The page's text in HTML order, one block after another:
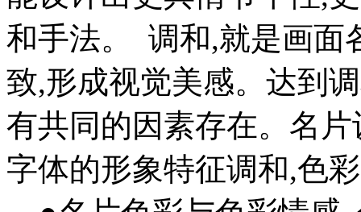
和手法。 调和,就是画面
致,形成视觉美感。达到
有共同的因素存在。名
字体的形象特征调和,色